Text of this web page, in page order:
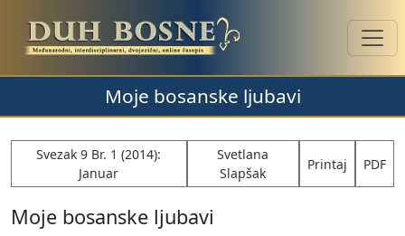
Moje bosanske ljubavi
Svezak 9 Br. 1 (2014):
Januar
Svetlana
Slapšak
Printaj PDF
Moje bosanske ljubavi